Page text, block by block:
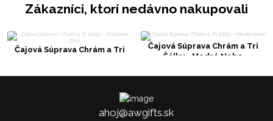
Zákazníci, ktorí nedávno nakupovali
Čajová Súprava Chrám a Tri
Čajová Súprava Chrám a Tri
Šálky - Modré Nebo
ahoj@awgifts.sk